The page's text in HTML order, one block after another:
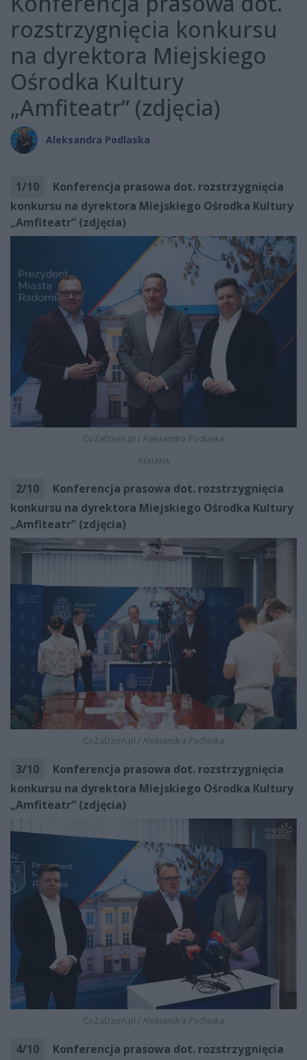
rozstrzygnięcia konkursu
na dyrektora Miejskiego
Ośrodka Kultury
„Amfiteatr” (zdjęcia)
Aleksandra Podlaska
1/10
Konferencja prasowa dot. rozstrzygnięcia
konkursu na dyrektora Miejskiego Ośrodka Kultury
„Amfiteatr” (zdjęcia)
CoZaDzień.pl /Aleksandra Podlaska
REKLAMA
2/10
Konferencja prasowa dot. rozstrzygnięcia
konkursu na dyrektora Miejskiego Ośrodka Kultury
„Amfiteatr” (zdjęcia)
CoZaDzień.pl /Aleksandra Podlaska
3/10
Konferencja prasowa dot. rozstrzygnięcia
konkursu na dyrektora Miejskiego Ośrodka Kultury
„Amfiteatr” (zdjęcia)
CoZaDzień.pl /Aleksandra Podlaska
4/10
Konferencja prasowa dot. rozstrzygnięcia